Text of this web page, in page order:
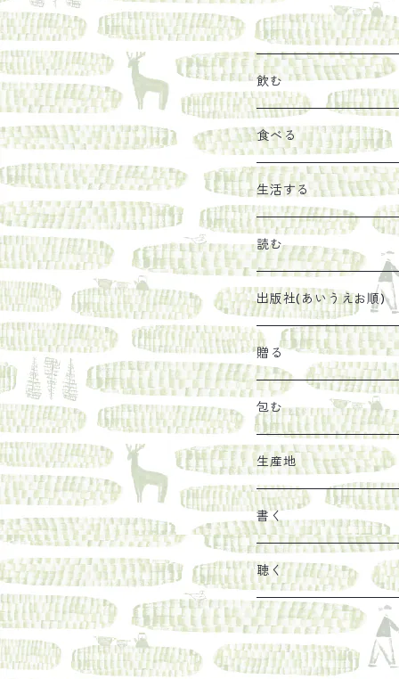
行委員たち
飲む
お茶
エキス
珈琲豆
太山寺珈琲焙煎室
食べる
ジャム
うめぼし
塩
オリーブオイル
その他
マスコバド糖
しょうがパウダー
野菜・果物
新しょうが
レモン
生活する
エコラップ
石けん
ヘチマたわし
陶器
馬目隆宏
絵
タンブラー
読む
刊行から時間が経った
贈り物に勧めたい絵本
紀伊半島ブックマルシ
らくだ舎出帆室の参考
新刊では販売しづらく
古本や自由価格本から
出版社(あいうえお順)
らくだ舎出帆室
リトルプレス
mario books
タイドラー
Sakumag
地下BOOKS
疋田千里
海外出版社
古本
あ行
明石書店
赤々舎
か行
偕成社
贈る
包装
ギフトセット
カレンダー
カップ
ステッカー
包む
生産地
色川
そこそこ農園
農家民泊JUGEM
だものみち
フィリピン
パレスチナ
書く
カムワッカ
らくだ舎
ポストカード
聴く
里